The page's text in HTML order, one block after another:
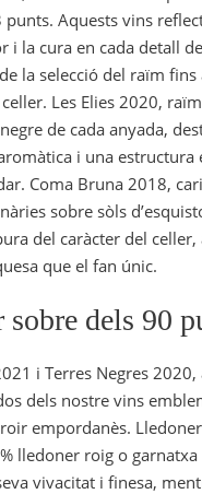
punts. Aquests vins
i la cura en cada detall
la selecció del raïm fins
Les Elies 2020,
de cada anyada,
i una estructura
Coma Bruna 2018,
sobre sòls
del caràcter del
que el fan únic.
sobre dels 90
i Terres Negres
dels nostre vins
empordanès.
lledoner roig o
vivacitat i finesa,